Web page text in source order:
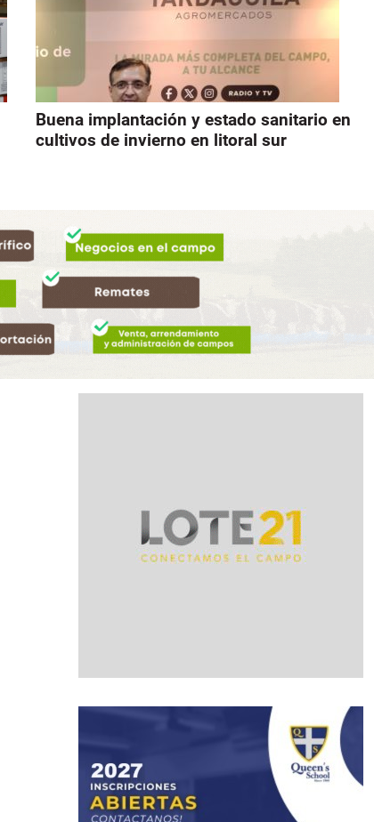
Buena implantación y estado sanitario en
cultivos de invierno en litoral sur